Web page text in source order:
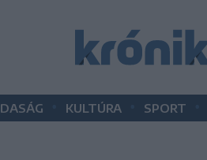
KULTÚRA SPORT